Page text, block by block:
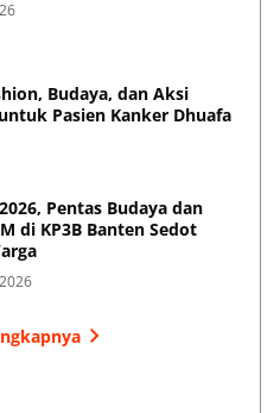
Budaya, dan Aksi
Pasien Kanker Dhuafa
Pentas Budaya dan
di KP3B Banten Sedot